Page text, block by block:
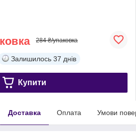
284 ₴/упаковка
Залишилось 37 днів
Купити
Доставка Оплата Умови